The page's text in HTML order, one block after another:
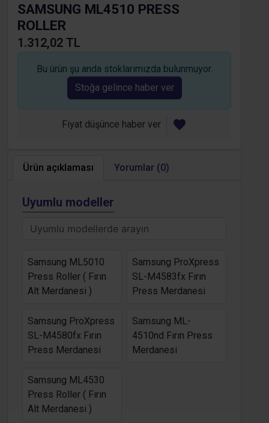
SAMSUNG ML4510 PRESS
ROLLER
1.312,02 TL
Bu ürün şu anda stoklarımızda bulunmuyor.
Stoğa gelince haber ver
Fiyat düşünce haber ver
Ürün açıklaması Yorumlar (0)
Uyumlu modeller
Samsung ML5010
Press Roller ( Fırın
Alt Merdanesi )
Samsung ProXpress
SL-M4583fx Fırın
Press Merdanesi
Samsung ProXpress
SL-M4580fx Fırın
Press Merdanesi
Samsung ML-
4510nd Fırın Press
Merdanesi
Samsung ML4530
Press Roller ( Fırın
Alt Merdanesi )